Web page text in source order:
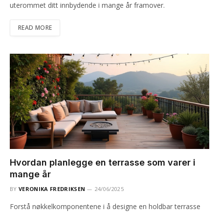
uterommet ditt innbydende i mange år framover.
READ MORE
Hvordan planlegge en terrasse som varer i
mange år
BY VERONIKA FREDRIKSEN 24/06/2025
Forstå nøkkelkomponentene i å designe en holdbar terrasse